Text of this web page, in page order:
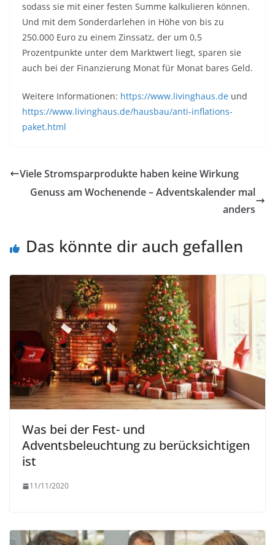
sodass sie mit einer festen Summe kalkulieren können.
Und mit dem Sonderdarlehen in Höhe von bis zu
250.000 Euro zu einem Zinssatz, der um 0,5
Prozentpunkte unter dem Marktwert liegt, sparen sie
auch bei der Finanzierung Monat für Monat bares Geld.
Weitere Informationen: https://www.livinghaus.de und
https://www.livinghaus.de/hausbau/anti-inflations-
paket.html
Viele Stromsparprodukte haben keine Wirkung
Genuss am Wochenende – Adventskalender mal
anders
Das könnte dir auch gefallen
Was bei der Fest- und
Adventsbeleuchtung zu berücksichtigen
ist
11/11/2020